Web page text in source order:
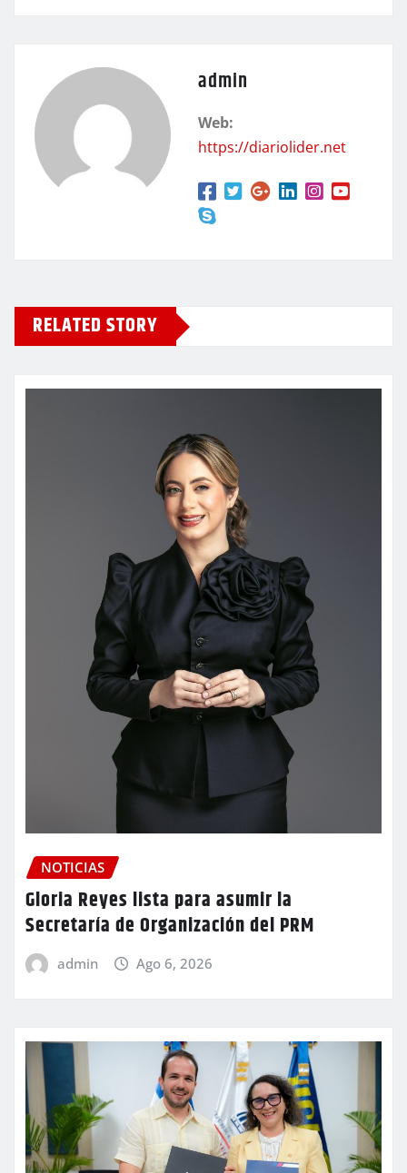
admin
Web:
https://diariolider.net
RELATED STORY
NOTICIAS
Gloria Reyes lista para asumir la
Secretaría de Organización del PRM
admin Ago 6, 2026